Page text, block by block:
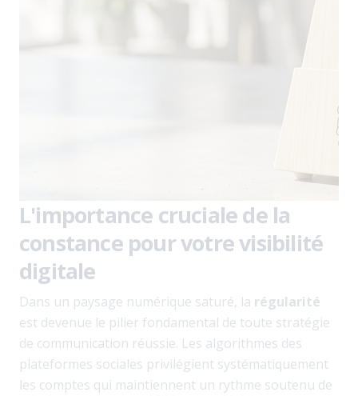
L'importance cruciale de la
constance pour votre visibilité
digitale
Dans un paysage numérique saturé, la régularité
est devenue le pilier fondamental de toute stratégie
de communication réussie. Les algorithmes des
plateformes sociales privilégient systématiquement
les comptes qui maintiennent un rythme soutenu de